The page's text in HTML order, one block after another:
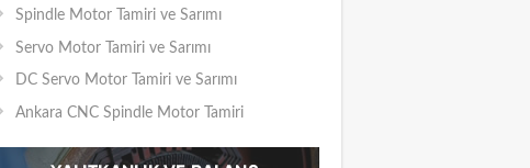
Spindle Motor Tamiri ve Sarımı
Servo Motor Tamiri ve Sarımı
DC Servo Motor Tamiri ve Sarımı
Ankara CNC Spindle Motor Tamiri